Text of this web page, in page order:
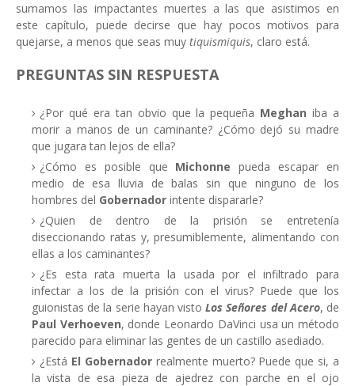
sumamos las impactantes muertes a las que asistimos en
este capítulo, puede decirse que hay pocos motivos para
quejarse, a menos que seas muy tiquismiquis, claro está.
PREGUNTAS SIN RESPUESTA
¿Por qué era tan obvio que la pequeña Meghaniba a
morir a manos de un caminante? ¿Cómo dejó su madre
que jugara tan lejos de ella?
¿Cómo es posible que Michonnepueda escapar en
medio de esa lluvia de balas sin que ninguno de los
hombres del Gobernador intente dispararle?
¿Quien de dentro de la prisión se entretenía
diseccionando ratas y, presumiblemente, alimentando con
ellas a los caminantes?
¿Es esta rata muerta la usada por el infiltrado para
infectar a los de la prisión con el virus? Puede que los
guionistas de la serie hayan vistoLos Señores del Acero, de
Paul Verhoeven, donde Leonardo DaVinci usa un método
parecido para eliminar las gentes de un castillo asediado.
¿Está El Gobernadorrealmente muerto? Puede que si, a
la vista de esa pieza de ajedrez con parche en el ojo